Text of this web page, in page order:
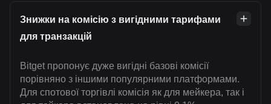
Знижки на комісію з вигідними тарифами
для транзакцій
Bitget пропонує дуже вигідні базові комісії
порівняно з іншими популярними платформами.
Для спотової торгівлі комісія як для мейкера, так і